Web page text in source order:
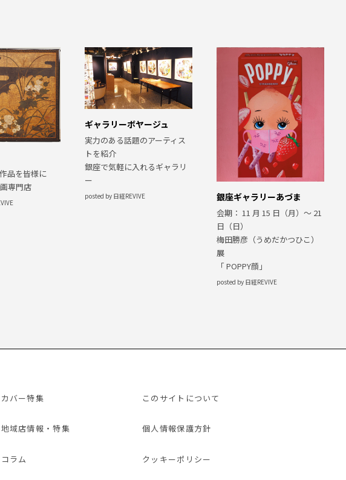
品を皆様に
専門店
ギャラリーボヤージュ
実力のある話題のアーティス
トを紹介
銀座で気軽に入れるギャラリ
ー
posted by 日経REVIVE 銀座ギャラリーあづま
会期： 11 月 15 日（月）〜 21
日（日）
梅田勝彦（うめだかつひこ）
展
「 POPPY顔」
posted by 日経REVIVE
カバー特集
地域店情報・特集
コラム
このサイトについて
個人情報保護方針
クッキーポリシー